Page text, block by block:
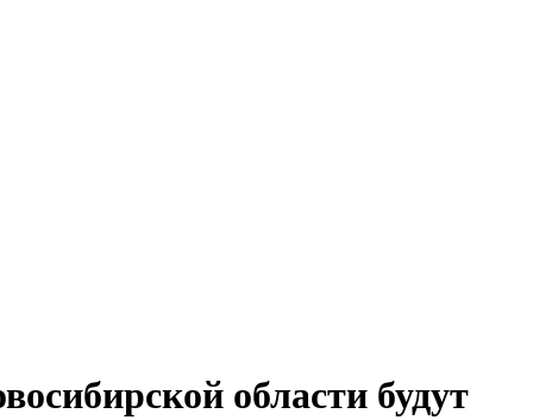
области будут